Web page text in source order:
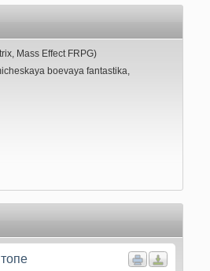
Mass Effect FRPG)
boevaya fantastika,